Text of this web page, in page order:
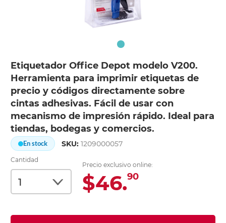
Etiquetador Office Depot modelo V200.
Herramienta para imprimir etiquetas de
precio y códigos directamente sobre
cintas adhesivas. Fácil de usar con
mecanismo de impresión rápido. Ideal para
tiendas, bodegas y comercios.
En stock SKU:1209000057
Cantidad
Precio exclusivo online:
$46.90